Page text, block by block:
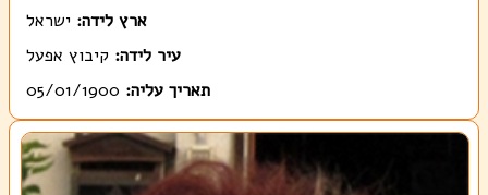
ארץ לידה: ישראל
עיר לידה: קיבוץ אפעל
תאריך עליה: 05/01/1900